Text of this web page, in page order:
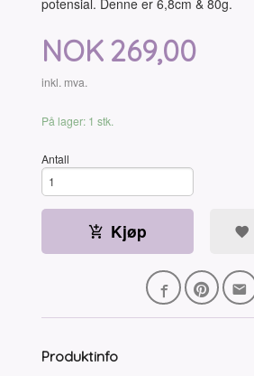
potensial. Denne er 6,8cm & 80g.
Pris
NOK 269,00
inkl. mva.
På lager: 1 stk.
Antall
Kjøp
Produktinfo